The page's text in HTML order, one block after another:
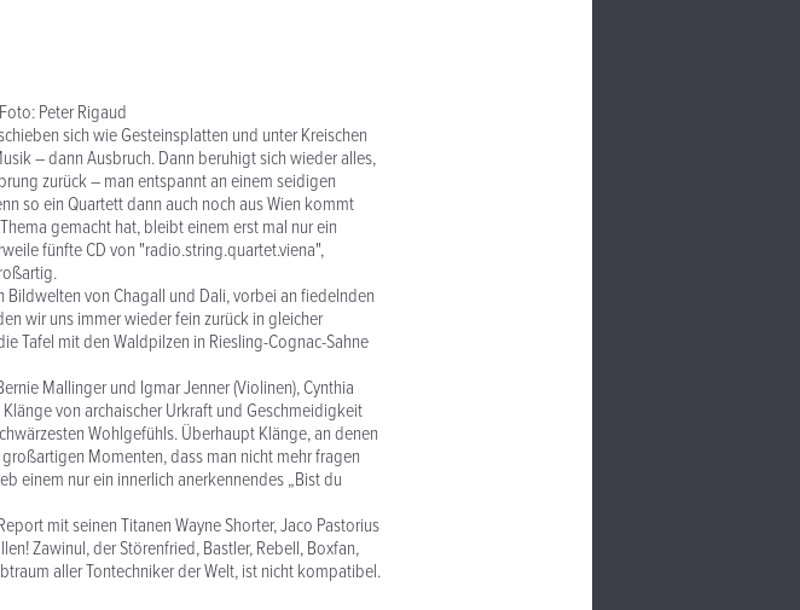
Peter Rigaud
sich wie Gesteinsplatten und unter Kreischen
– dann Ausbruch. Dann beruhigt sich wieder alles,
zurück – man entspannt an einem seidigen
so ein Quartett dann auch noch aus Wien kommt
gemacht hat, bleibt einem erst mal nur ein
fünfte CD von "radio.string.quartet.viena",
von Chagall und Dali, vorbei an fiedelnden
wir uns immer wieder fein zurück in gleicher
Tafel mit den Waldpilzen in Riesling-Cognac-Sahne
Mallinger und Igmar Jenner (Violinen), Cynthia
von archaischer Urkraft und Geschmeidigkeit
Wohlgefühls. Überhaupt Klänge, an denen
Momenten, dass man nicht mehr fragen
einem nur ein innerlich anerkennendes „Bist du
mit seinen Titanen Wayne Shorter, Jaco Pastorius
Zawinul, der Störenfried, Bastler, Rebell, Boxfan,
aller Tontechniker der Welt, ist nicht kompatibel.